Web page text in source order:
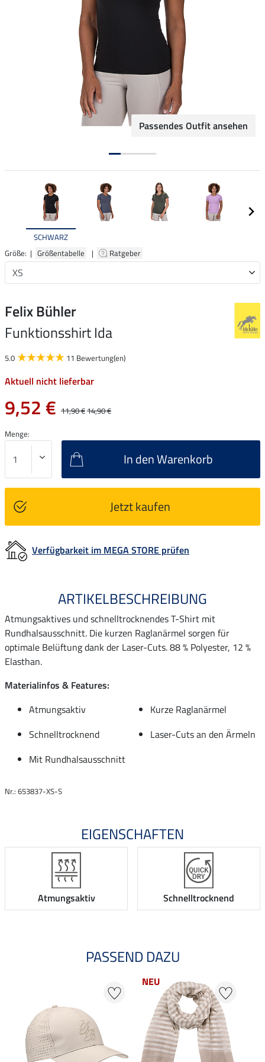
Passendes Outfit ansehen
SCHWARZ
Größe: | Größentabelle | Ratgeber
Felix Bühler
Funktionsshirt Ida
5.0 11 Bewertung(en)
Aktuell nicht lieferbar
9,52 € 11,90 €14,90 €
Menge:
In den Warenkorb
Jetzt kaufen
Verfügbarkeit im MEGA STORE prüfen
ARTIKELBESCHREIBUNG
Atmungsaktives und schnelltrocknendes T-Shirt mit
Rundhalsausschnitt. Die kurzen Raglanärmel sorgen für
optimale Belüftung dank der Laser-Cuts. 88 % Polyester, 12 %
Elasthan.
Materialinfos & Features:
Atmungsaktiv
Kurze Raglanärmel
Schnelltrocknend
Laser-Cuts an den Ärmeln
Mit Rundhalsausschnitt
Nr.: 653837-XS-S
EIGENSCHAFTEN
Atmungsaktiv Schnelltrocknend
PASSEND DAZU
NEU